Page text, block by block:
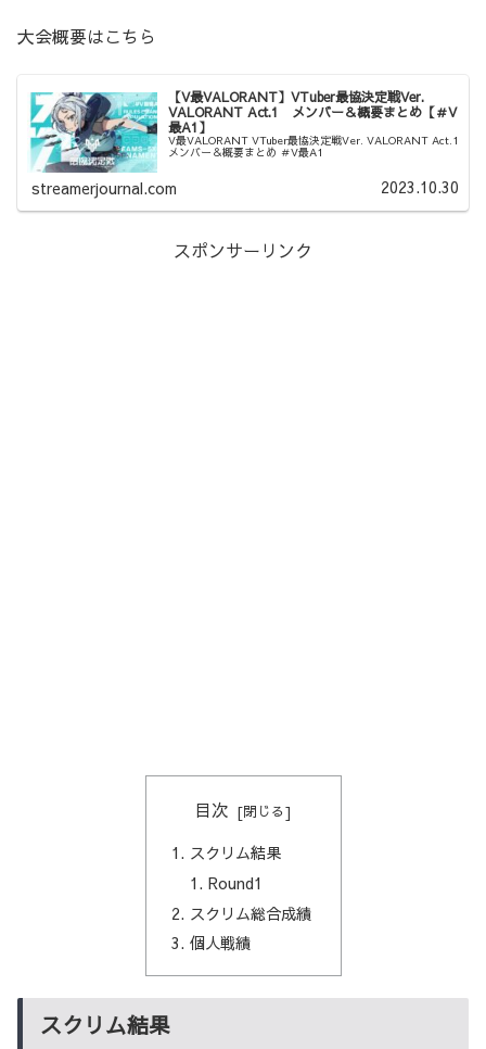
大会概要はこちら
【V最VALORANT】VTuber最協決定戦Ver.
VALORANT Act.1 メンバー＆概要まとめ【＃V
最A1】
V最VALORANT VTuber最協決定戦Ver. VALORANT Act.1
メンバー＆概要まとめ ＃V最A1
streamerjournal.com 2023.10.30
スポンサーリンク
目次
スクリム結果
Round1
スクリム総合成績
個人戦績
スクリム結果